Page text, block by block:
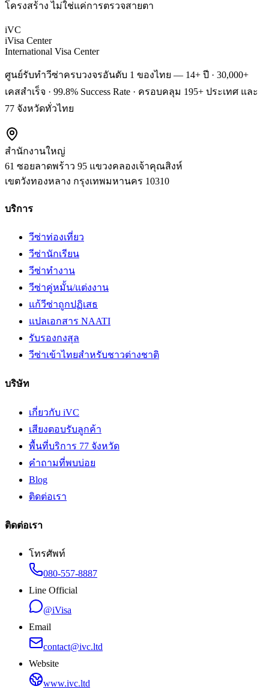
โครงสร้าง ไม่ใช่แค่การตรวจสายตา
iVC
iVisa Center
International Visa Center
ศูนย์รับทำวีซ่าครบวงจรอันดับ 1 ของไทย — 14+ ปี · 30,000+
เคสสำเร็จ · 99.8% Success Rate · ครอบคลุม 195+ ประเทศ และ
77 จังหวัดทั่วไทย
สำนักงานใหญ่
61 ซอยลาดพร้าว 95 แขวงคลองเจ้าคุณสิงห์
เขตวังทองหลาง กรุงเทพมหานคร 10310
บริการ
วีซ่าท่องเที่ยว
วีซ่านักเรียน
วีซ่าทำงาน
วีซ่าคู่หมั้น/แต่งงาน
แก้วีซ่าถูกปฏิเสธ
แปลเอกสาร NAATI
รับรองกงสุล
วีซ่าเข้าไทยสำหรับชาวต่างชาติ
บริษัท
เกี่ยวกับ iVC
เสียงตอบรับลูกค้า
พื้นที่บริการ 77 จังหวัด
คำถามที่พบบ่อย
Blog
ติดต่อเรา
ติดต่อเรา
โทรศัพท์
080-557-8887
Line Official
@iVisa
Email
contact@ivc.ltd
Website
www.ivc.ltd